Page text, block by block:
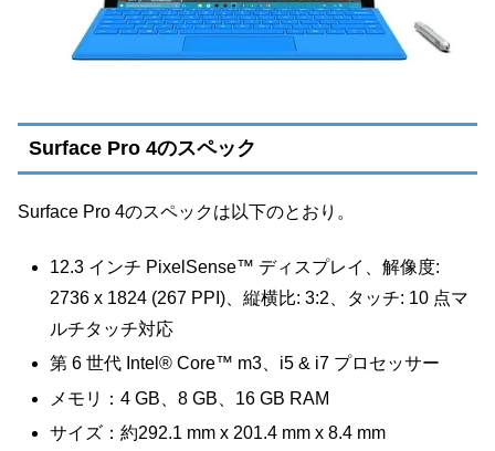
Surface Pro 4のスペック
Surface Pro 4のスペックは以下のとおり。
12.3 インチ PixelSense™ ディスプレイ、解像度:
2736 x 1824 (267 PPI)、縦横比: 3:2、タッチ: 10 点マ
ルチタッチ対応
第 6 世代 Intel® Core™ m3、i5 & i7 プロセッサー
メモリ：4 GB、8 GB、16 GB RAM
サイズ：約292.1 mm x 201.4 mm x 8.4 mm